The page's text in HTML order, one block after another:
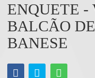
ENQUETE -
BALCÃO
BANESE